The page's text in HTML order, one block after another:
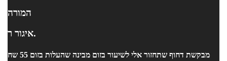
המורה
איגור ר.
מבקשת דחוף שתחזור אלי לשיעור בזום מבינה שהעלות בזום 55 שח